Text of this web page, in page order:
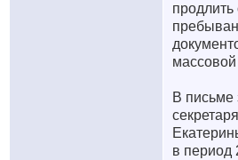
продлить
В письме
в период